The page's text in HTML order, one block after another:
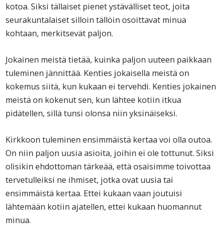
kotoa. Siksi tällaiset pienet ystävälliset teot, joita
seurakuntalaiset silloin tällöin osoittavat minua
kohtaan, merkitsevät paljon.
Jokainen meistä tietää, kuinka paljon uuteen paikkaan
tuleminen jännittää. Kenties jokaisella meistä on
kokemus siitä, kun kukaan ei tervehdi. Kenties jokainen
meistä on kokenut sen, kun lähtee kotiin itkua
pidätellen, sillä tunsi olonsa niin yksinäiseksi.
Kirkkoon tuleminen ensimmäistä kertaa voi olla outoa.
On niin paljon uusia asioita, joihin ei ole tottunut. Siksi
olisikin ehdottoman tärkeää, että osaisimme toivottaa
tervetulleiksi ne ihmiset, jotka ovat uusia tai
ensimmäistä kertaa. Ettei kukaan vaan joutuisi
lähtemään kotiin ajatellen, ettei kukaan huomannut
minua.